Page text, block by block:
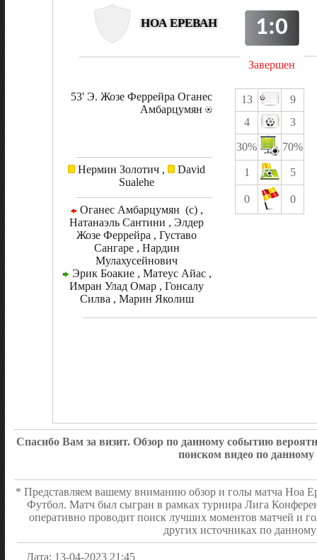
НОА ЕРЕВАН 1:0
Завершен
53' Э. Жозе Феррейра Оганес
Амбарцумян
Нермин Золотич ,
David
Sualehe
Оганес Амбарцумян (c) ,
Натанаэль Сантини , Элдер
Жозе Феррейра , Густаво
Сангаре , Нардин
Мулахусейнович
Эрик Боакие , Матеус Айас ,
Имран Улад Омар , Гонсалу
Силва , Марин Яколиш
13
9
4
3
30% 70%
1 5
0 0
Спасибо Вам за визит. Обзор по данному событию
поиском видео по
* Представляем вашему вниманию обзор и голы матча Ноа
Футбол. Матч был сыгран в рамках турнира Лига
оперативно проводит поиск лучших моментов матчей и
других источниках по
Дата: 13-04-2023 21:45